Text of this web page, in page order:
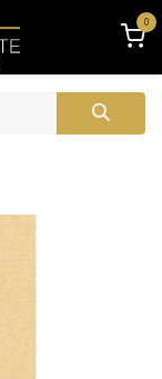
0